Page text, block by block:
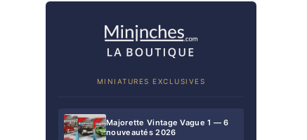
MINIATURES EXCLUSIVES
Majorette Vintage Vague 1 — 6
nouveautés 2026